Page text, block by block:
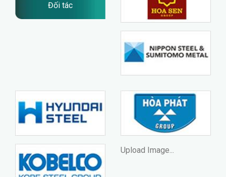
Đối tác
Upload Image...